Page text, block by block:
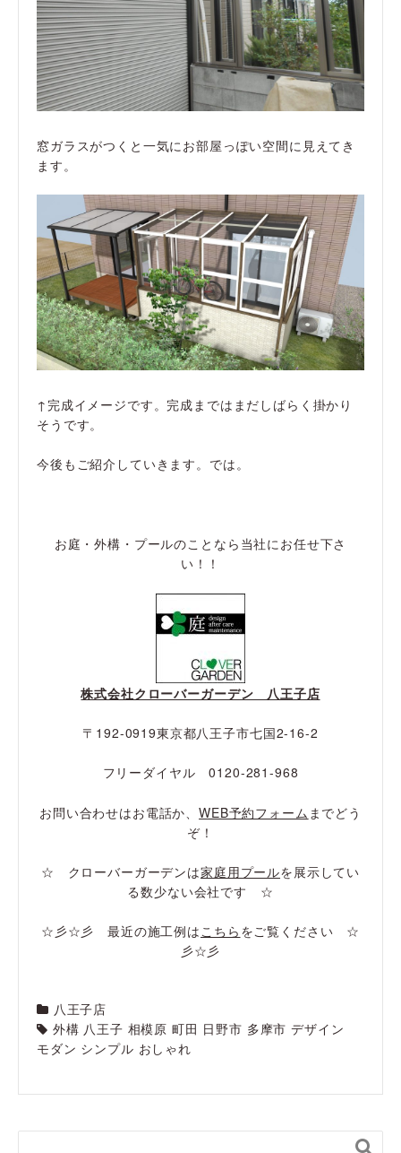
窓ガラスがつくと一気にお部屋っぽい空間に見えてき
ます。
↑完成イメージです。完成まではまだしばらく掛かり
そうです。
今後もご紹介していきます。では。
お庭・外構・プールのことなら当社にお任せ下さ
い！！
株式会社クローバーガーデン 八王子店
〒192-0919東京都八王子市七国2-16-2
フリーダイヤル 0120-281-968
お問い合わせはお電話か、WEB予約フォーム までどう
ぞ！
☆ クローバーガーデンは家庭用プールを展示してい
る数少ない会社です ☆
☆彡☆彡 最近の施工例はこちら をご覧ください ☆
彡☆彡
八王子店
外構 八王子 相模原 町田 日野市 多摩市 デザイン
モダン シンプル おしゃれ
